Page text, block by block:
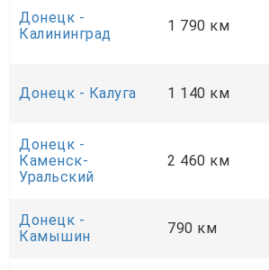
Донецк -
Калининград
1 790 км
Донецк - Калуга 1 140 км
Донецк -
Каменск-
Уральский
2 460 км
Донецк -
Камышин
790 км